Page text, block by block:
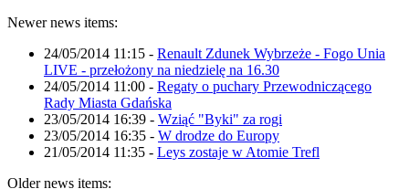
Newer news items:
24/05/2014 11:15 - Renault Zdunek Wybrzeże - Fogo Unia
LIVE - przełożony na niedzielę na 16.30
24/05/2014 11:00 - Regaty o puchary Przewodniczącego
Rady Miasta Gdańska
23/05/2014 16:39 - Wziąć "Byki" za rogi
23/05/2014 16:35 - W drodze do Europy
21/05/2014 11:35 - Leys zostaje w Atomie Trefl
Older news items: